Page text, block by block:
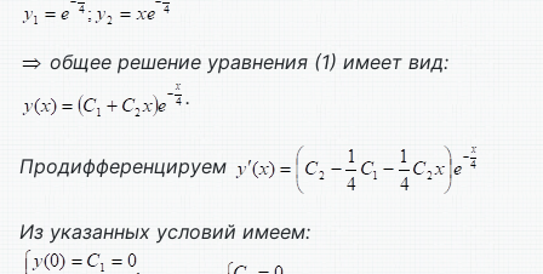
общее решение уравнения (1) имеет вид:
.
Продифференцируем
Из указанных условий имеем: